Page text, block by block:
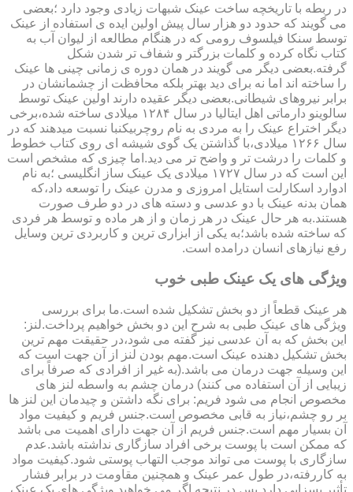
در ربطه با تاریخچه ساخت عینک شبهات زیادی وجود دارد ؛بعضی
می گویند که حدود دو هزار سال پیش اولین ایده ی استفاده از عینک
توسط سنکا فیلسوف رومی که در هنگام مطالعه از لیوان آب به
کتاب نگاه کرده و کلمات بزرگتر و شفاف تر شدن شکل
گرفته.بعضی دیگر می گویند در همان دوره ی زمانی چینی ها عینک
را ساخته اند اما نه برای دید بهتر بلکه محافظت از چشمانشان در
برابر نیروهای شیطانی.بعضی دیگر عقیده دارند اولین عینک توسط
سالوینو دارماتی اهل ایتالیا در سال ۱۲۸۴ میلادی ساخته شده،برخی
دیگر اختراع عینک را به مردی به نام روچربیکنبا نسبت میدهند که در
سال ۱۲۶۶ میلادی،با گذاشتن یک گوی شیشه ای روی کتاب خطوط
و کلمات را درشت تر و واضح تر می دید.اما چیزی که مشخص است
این است که در سال ۱۷۲۷ میلادی یک عینک ساز انگلیسی ؛به نام
ادوارد اسکارلت استایل امروزی و مدرن عینک را توسعه داد،که
همان بدنه عینک با دو عدسی و دسته های در دو طرف صورت
هستند.به هر حال عینک در هر زمان و از هر ماده و توسط هر فردی
که ساخته شده باشد؛به یکی از ابزاری ترین و کاربردی ترین وسایل
رفع نیازهای انسان درامده است.
ویژگی های یک عینک طبی خوب
هر عینک قطعاً از دو بخش تشکیل شده است.ما برای بررسی
ویژگی های عینک طبی به شرح این دو بخش خواهیم پرداخت.لنز:
این بخش که به آن عدسی نیز گفته می شود،در حقیقت مهم ترین
بخش تشکیل دهنده عینک است.مهم بودن لنز از آن جهت است که
این وسیله جهت درمان می باشد.(به غیر از افرادی که صرفاً برای
زیبایی از آن استفاده می کنند) درمان چشم به واسطه لنز های
مخصوص انجام می شود فریم: برای نگه داشتن و چیدمان این لنز ها
بر رو چشم،نیاز به قابی مخصوص است.جنس فریم و کیفیت مواد
آن بسیار مهم است.جنس فریم از آن جهت دارای اهمیت می باشد
که ممکن است با پوست برخی افراد سازگاری نداشته باشد.عدم
سازگاری با پوست می تواند موجب التهاب پوستی شود.کیفیت مواد
به کاررفته،در طول عمر عینک و همچنین مقاومت در برابر فشار